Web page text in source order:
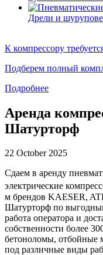
Дрели и
К компрессору
Подберем полный
Подробнее
Аренда
Шатурторф
22 October 2025
Сдаем в аренду
электрические
м брендов KAESER,
Шатурторф по
работа оператора и
собственности более
бетоноломы, отбойные
под различные виды